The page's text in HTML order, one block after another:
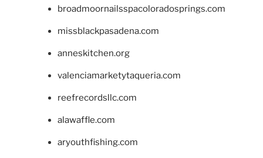
broadmoornailsspacoloradosprings.com
missblackpasadena.com
anneskitchen.org
valenciamarketytaqueria.com
reefrecordsllc.com
alawaffle.com
aryouthfishing.com